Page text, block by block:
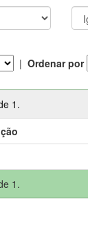
| Ordenar por
1.
1.